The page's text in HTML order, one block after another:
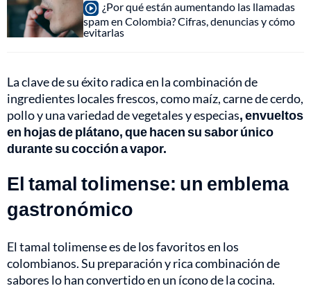
¿Por qué están aumentando las llamadas
spam en Colombia? Cifras, denuncias y cómo
evitarlas
La clave de su éxito radica en la combinación de
ingredientes locales frescos, como maíz, carne de cerdo,
pollo y una variedad de vegetales y especias, envueltos
en hojas de plátano, que hacen su sabor único
durante su cocción a vapor.
El tamal tolimense: un emblema
gastronómico
El tamal tolimense es de los favoritos en los
colombianos. Su preparación y rica combinación de
sabores lo han convertido en un ícono de la cocina.